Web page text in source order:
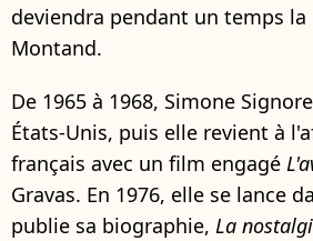
deviendra pendant un temps la
Montand.
De 1965 à 1968, Simone
États-Unis, puis elle revient à
français avec un film engagé
Gravas. En 1976, elle se lance
publie sa biographie, La